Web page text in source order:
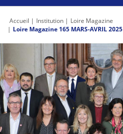
Accueil Institution
Loire Magazine
Loire Magazine 165 MARS-AVRIL 2025